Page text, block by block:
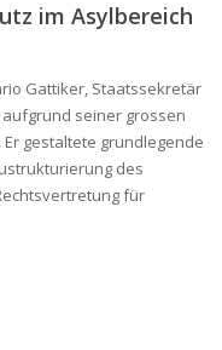
im Asylbereich
Gattiker, Staatssekretär
seiner grossen
gestaltete grundlegende
des
für